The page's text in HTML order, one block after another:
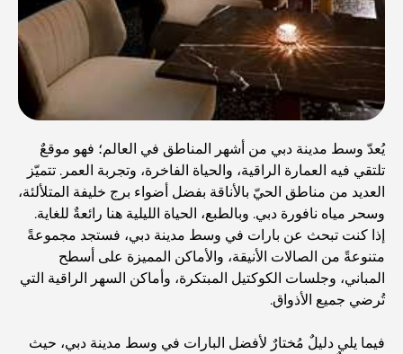
يُعدّ وسط مدينة دبي من أشهر المناطق في العالم؛ فهو موقعٌ
تلتقي فيه العمارة الراقية، والحياة الفاخرة، وتجربة العمر. تتميّز
العديد من مناطق الحيّ بالأناقة بفضل أضواء برج خليفة المتلألئة،
وسحر مياه نافورة دبي. وبالطبع، الحياة الليلية هنا رائعةٌ للغاية.
إذا كنت تبحث عن بارات في وسط مدينة دبي، فستجد مجموعةً
متنوعةً من الصالات الأنيقة، والأماكن المميزة على أسطح
المباني، وجلسات الكوكتيل المبتكرة، وأماكن السهر الراقية التي
تُرضي جميع الأذواق.
فيما يلي دليلٌ مُختارٌ لأفضل البارات في وسط مدينة دبي، حيث